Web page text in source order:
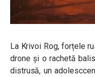
La Krivoi Rog, forțele
drone și o rachetă
distrusă, un